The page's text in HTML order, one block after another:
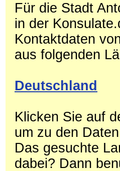
Für die Stadt
in der
Kontaktdaten
aus folgenden
Deutschland
Klicken Sie auf
um zu den
Das gesuchte
dabei? Dann